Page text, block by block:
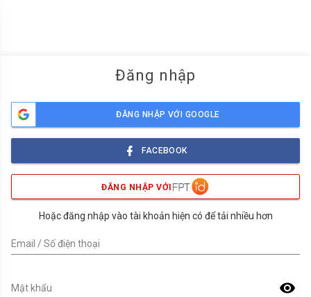
Đăng nhập
ĐĂNG NHẬP VỚI GOOGLE
FACEBOOK
ĐĂNG NHẬP VỚI
Hoặc đăng nhập vào tài khoản hiện có để tải nhiều hơn
Email / Số điện thoại
visibility
Mật khẩu